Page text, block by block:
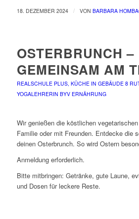
18. DEZEMBER 2024 / VON BARBARA
OSTERBRUNCH –
GEMEINSAM AM
REALSCHULE PLUS, KÜCHE IN GEBÄUDE 8
YOGALEHRERIN BYV ERNÄHRUNG
Wir genießen die köstlichen
Familie oder mit Freunden. Entdecke die
deinen Osterbrunch. So wird Ostern
Anmeldung erforderlich.
Bitte mitbringen: Getränke, gute Laune,
und Dosen für leckere Reste.